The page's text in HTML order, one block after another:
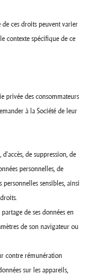
ces droits peuvent varier
contexte spécifique de ce
privée des consommateurs
à la Société de leur
de suppression, de
personnelles, de
sensibles, ainsi
de ses données en
de son navigateur ou
contre rémunération
sur les appareils,